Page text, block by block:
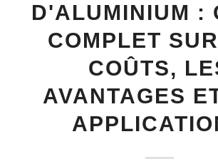
D'ALUMINIUM :
COMPLET
COÛTS,
AVANTAGES